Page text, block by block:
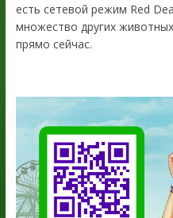
есть сетевой режим Red
множество других
прямо сейчас.